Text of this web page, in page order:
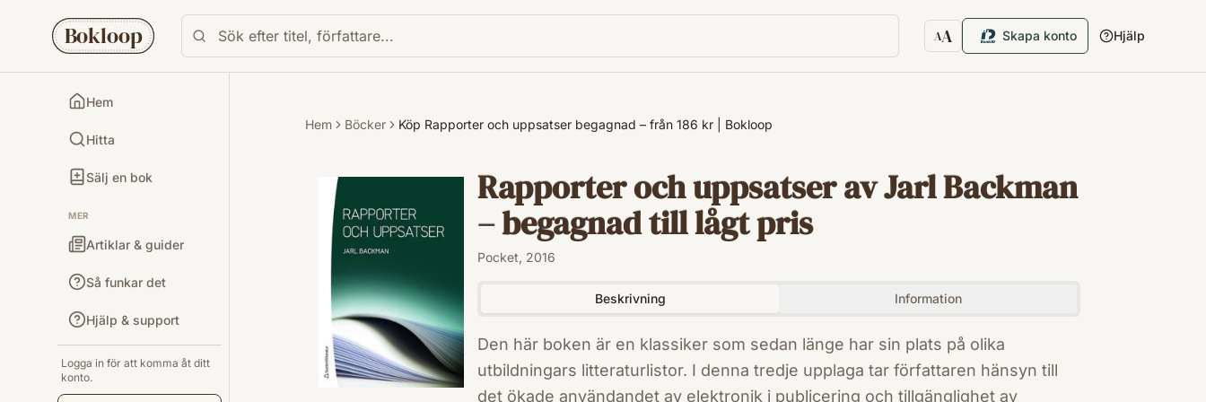
Bokloop AA
Textstorlek
Skapa konto Hjälp
Hem
Hitta
Sälj en bok
MER
Artiklar & guider
Så funkar det
Hjälp & support
Logga in för att komma åt ditt
konto.
Hem Böcker Köp Rapporter och uppsatser begagnad – från 186 kr | Bokloop
Rapporter och uppsatser av Jarl Backman
– begagnad till lågt pris
Pocket, 2016
Beskrivning Information
Den här boken är en klassiker som sedan länge har sin plats på olika
utbildningars litteraturlistor. I denna tredje upplaga tar författaren hänsyn till
det ökade användandet av elektronik i publicering och tillgänglighet av